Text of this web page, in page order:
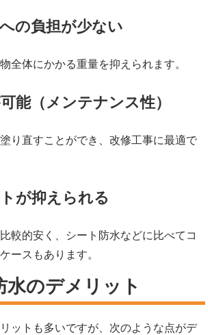
の負担が少ない
全体にかかる重量を抑えられます。
能（メンテナンス性）
り直すことができ、改修工事に最適で
が抑えられる
較的安く、シート防水などに比べてコ
ースもあります。
水のデメリット
ットも多いですが、次のような点がデ